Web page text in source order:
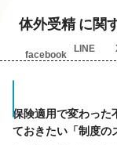
体外受精 に関
保険適用で変わった
ておきたい「制度の
facebook
LINE
セ
ル